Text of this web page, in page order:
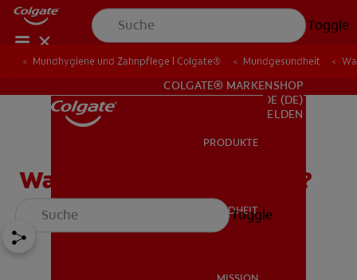
Toggle
FÜR ZAHNÄRZTINNEN/ZAHNÄRZTE
COLGATE® MARKENSHOP
DE (DE)
ANMELDEN
PRODUKTE
MUNDGESUNDHEIT
Toggle
Mundhygiene und Zahnpflege | Colgate® Mundgesundheit
Was ist gute Mundpflege?